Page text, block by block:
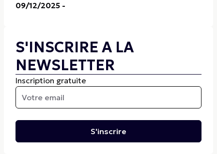
09/12/2025 -
S'INSCRIRE A LA
NEWSLETTER
Inscription gratuite
S'inscrire